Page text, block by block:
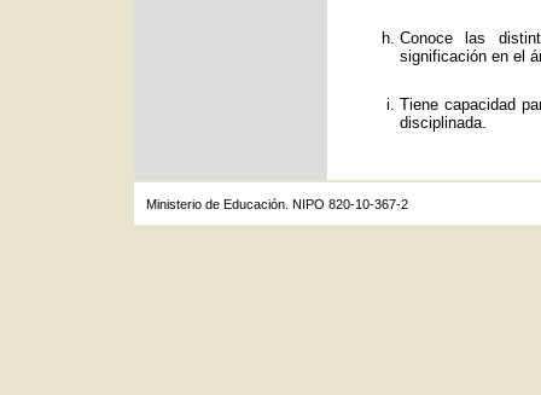
Conoce las
significación en el
Tiene capacidad
disciplinada.
Ministerio de Educación. NIPO 820-10-367-2